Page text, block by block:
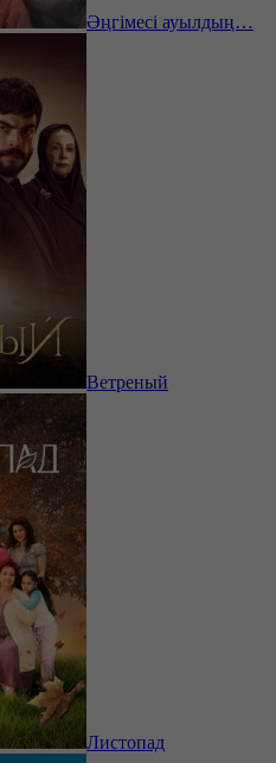
Әңгімесі ауылдың…
Ветреный
Листопад